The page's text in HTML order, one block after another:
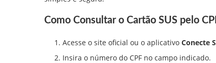
Como Consultar o Cartão SUS pelo
Acesse o site oficial ou o aplicativo Conecte
Insira o número do CPF no campo indicado.